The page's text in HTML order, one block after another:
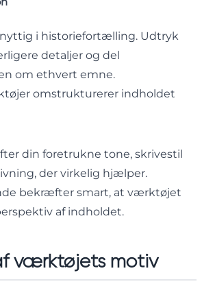
i historiefortælling. Udtryk
detaljer og del
om ethvert emne.
omstrukturerer indholdet
din foretrukne tone, skrivestil
der virkelig hjælper.
bekræfter smart, at værktøjet
af indholdet.
værktøjets motiv